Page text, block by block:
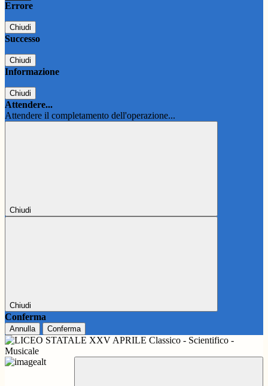
Errore
Chiudi
Successo
Chiudi
Informazione
Chiudi
Attendere...
Attendere il completamento dell'operazione...
Chiudi
Chiudi
Conferma
Annulla Conferma